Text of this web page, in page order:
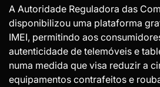
A Autoridade Reguladora das
disponibilizou uma plataforma
IMEI, permitindo aos
autenticidade de telemóveis e
numa medida que visa reduzir a
equipamentos contrafeitos e